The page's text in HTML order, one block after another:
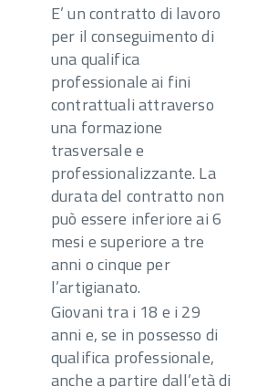
E’ un contratto di lavoro
per il conseguimento di
una qualifica
professionale ai fini
contrattuali attraverso
una formazione
trasversale e
professionalizzante. La
durata del contratto non
può essere inferiore ai 6
mesi e superiore a tre
anni o cinque per
l’artigianato.
Giovani tra i 18 e i 29
anni e, se in possesso di
qualifica professionale,
anche a partire dall’età di